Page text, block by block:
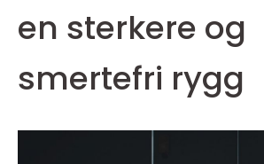
en sterkere og
smertefri rygg